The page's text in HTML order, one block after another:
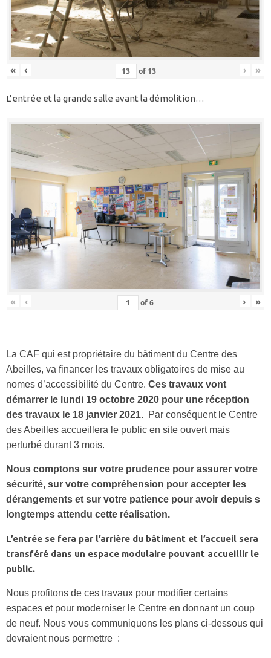
« ‹ of 13 › »
L’entrée et la grande salle avant la démolition…
« ‹ of6 › »
La CAF qui est propriétaire du bâtiment du Centre des
Abeilles, va financer les travaux obligatoires de mise au
nomes d’accessibilité du Centre. Ces travaux vont
démarrer le lundi 19 octobre 2020 pour une réception
des travaux le 18 janvier 2021. Par conséquent le Centre
des Abeilles accueillera le public en site ouvert mais
perturbé durant 3 mois.
Nous comptons sur votre prudence pour assurer votre
sécurité, sur votre compréhension pour accepter les
dérangements et sur votre patience pour avoir depuis s
longtemps attendu cette réalisation.
L’entrée se fera par l’arrière du bâtiment et l’accueil sera
transféré dans un espace modulaire pouvant accueillir le
public.
Nous profitons de ces travaux pour modifier certains
espaces et pour moderniser le Centre en donnant un coup
de neuf. Nous vous communiquons les plans ci-dessous qui
devraient nous permettre :